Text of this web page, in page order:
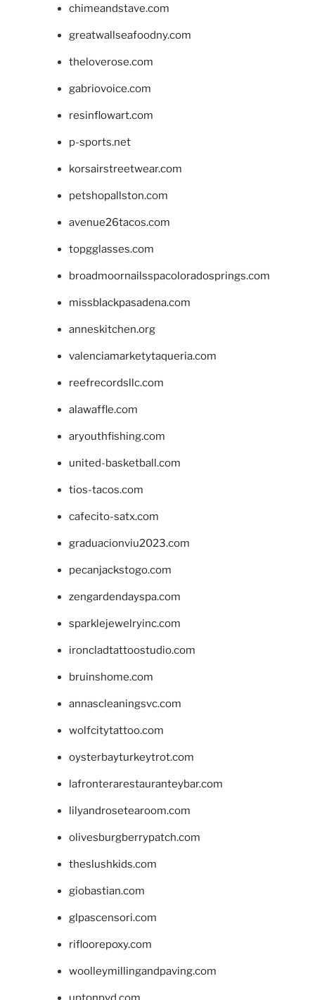
chimeandstave.com
greatwallseafoodny.com
theloverose.com
gabriovoice.com
resinflowart.com
p-sports.net
korsairstreetwear.com
petshopallston.com
avenue26tacos.com
topgglasses.com
broadmoornailsspacoloradosprings.com
missblackpasadena.com
anneskitchen.org
valenciamarketytaqueria.com
reefrecordsllc.com
alawaffle.com
aryouthfishing.com
united-basketball.com
tios-tacos.com
cafecito-satx.com
graduacionviu2023.com
pecanjackstogo.com
zengardendayspa.com
sparklejewelryinc.com
ironcladtattoostudio.com
bruinshome.com
annascleaningsvc.com
wolfcitytattoo.com
oysterbayturkeytrot.com
lafronterarestauranteybar.com
lilyandrosetearoom.com
olivesburgberrypatch.com
theslushkids.com
giobastian.com
glpascensori.com
rifloorepoxy.com
woolleymillingandpaving.com